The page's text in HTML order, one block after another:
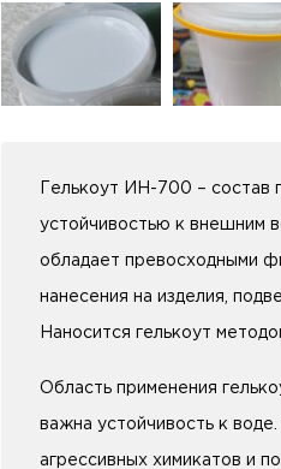
Гелькоут ИН-700 – состав
устойчивостью к внешним
обладает превосходными
нанесения на изделия,
Наносится гелькоут
Область применения
важна устойчивость к
агрессивных химикатов и